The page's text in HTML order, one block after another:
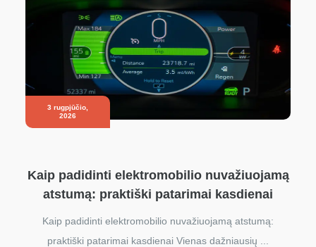
3 rugpjūčio,
2026
Kaip padidinti elektromobilio nuvažiuojamą
atstumą: praktiški patarimai kasdienai
Kaip padidinti elektromobilio nuvažiuojamą atstumą:
praktiški patarimai kasdienai Vienas dažniausių ...